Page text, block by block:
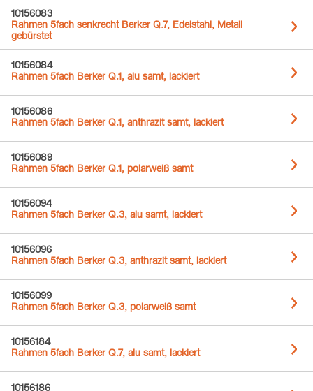
10156083
Rahmen 5fach senkrecht Berker Q.7, Edelstahl, Metall
gebürstet
10156084
Rahmen 5fach Berker Q.1, alu samt, lackiert
10156086
Rahmen 5fach Berker Q.1, anthrazit samt, lackiert
10156089
Rahmen 5fach Berker Q.1, polarweiß samt
10156094
Rahmen 5fach Berker Q.3, alu samt, lackiert
10156096
Rahmen 5fach Berker Q.3, anthrazit samt, lackiert
10156099
Rahmen 5fach Berker Q.3, polarweiß samt
10156184
Rahmen 5fach Berker Q.7, alu samt, lackiert
10156186